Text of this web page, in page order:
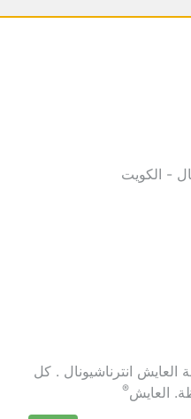
- الكويت
© 2025 مجموعة العايش انترناشيونال . كل
العايش®